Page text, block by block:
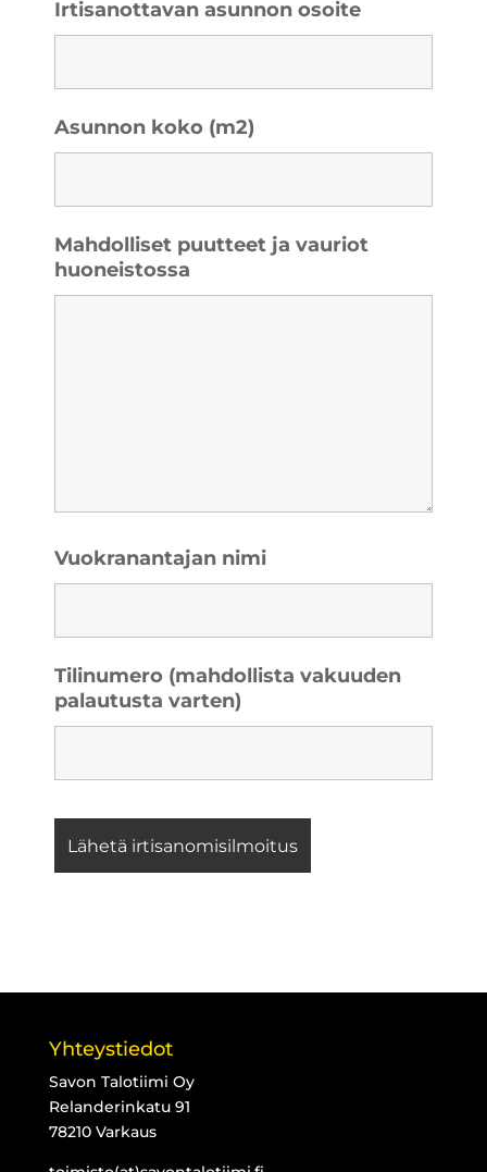
Irtisanottavan asunnon osoite
Asunnon koko (m2)
Mahdolliset puutteet ja vauriot
huoneistossa
Vuokranantajan nimi
Tilinumero (mahdollista vakuuden
palautusta varten)
Yhteystiedot
Savon Talotiimi Oy
Relanderinkatu 91
78210 Varkaus